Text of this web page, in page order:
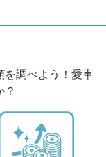
を調べよう！愛車
？